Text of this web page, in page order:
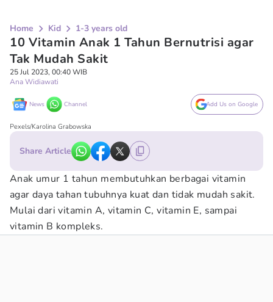
Home Kid 1-3 years old
10 Vitamin Anak 1 Tahun Bernutrisi agar
Tak Mudah Sakit
25 Jul 2023, 00:40 WIB
Ana Widiawati
News Channel Add Us on Google
Pexels/Karolina Grabowska
Share Article
Anak umur 1 tahun membutuhkan berbagai vitamin
agar daya tahan tubuhnya kuat dan tidak mudah sakit.
Mulai dari vitamin A, vitamin C, vitamin E, sampai
vitamin B kompleks.